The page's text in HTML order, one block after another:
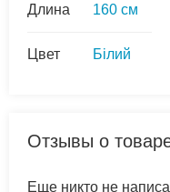
Длина 160 см
Цвет Білий
Отзывы о
Еще никто не